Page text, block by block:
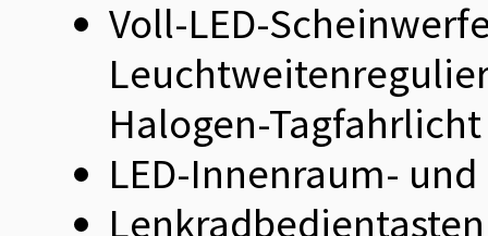
Voll-LED-
Halogen-Tagfahrlicht
LED-Innenraum-